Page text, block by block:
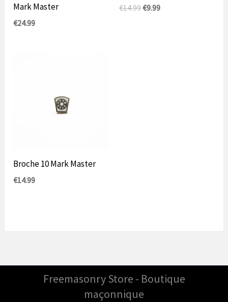
Mark Master
€24.99
€14.99Le
€9.99Le
Broche 10 Mark Master
€14.99
Freemasonry Store - Boutique
maçonnique